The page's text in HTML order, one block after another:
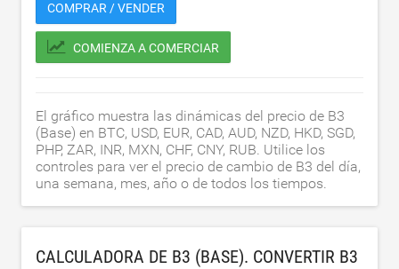
COMPRAR / VENDER
COMIENZA A COMERCIAR
El gráfico muestra las dinámicas del precio de B3
(Base) en BTC, USD, EUR, CAD, AUD, NZD, HKD, SGD,
PHP, ZAR, INR, MXN, CHF, CNY, RUB. Utilice los
controles para ver el precio de cambio de B3 del día,
una semana, mes, año o de todos los tiempos.
CALCULADORA DE B3 (BASE). CONVERTIR B3